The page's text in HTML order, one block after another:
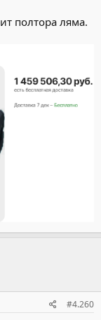
полтора ляма.
#4.260